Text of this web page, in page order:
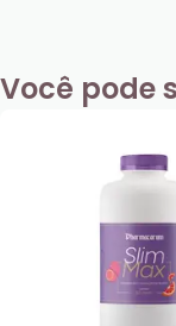
Você pode